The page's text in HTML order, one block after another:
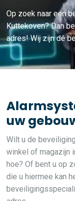
Op zoek naar een
Kuttekoven? Dan
adres! Wij zijn dé
uw
Wilt u de
winkel of magazijn
hoe? Of bent u op
die u hiermee kan